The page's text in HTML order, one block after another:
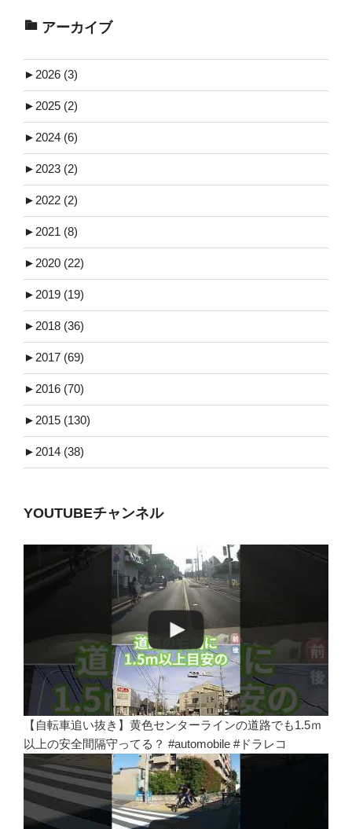
アーカイブ
► 2026 (3)
► 2025 (2)
► 2024 (6)
► 2023 (2)
► 2022 (2)
► 2021 (8)
► 2020 (22)
► 2019 (19)
► 2018 (36)
► 2017 (69)
► 2016 (70)
► 2015 (130)
► 2014 (38)
YOUTUBEチャンネル
【自転車追い抜き】黄色センターラインの道路でも1.5ｍ
以上の安全間隔守ってる？ #automobile #ドラレコ